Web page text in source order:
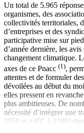
Un total de 5.965
organismes, des
collectivités territoriales,
d’entreprises et des
participative mise sur
­d’année ­dernière, les
changement climatique.
axes de ce Pnacc (1),
attentes et de formuler
dévoilées au début du
elles pressent en
plus ambitieuses. De
nécessité d’intégrer une
2050 et +4°C à 2100)